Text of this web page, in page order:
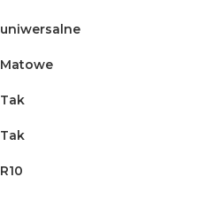
uniwersalne
Matowe
Tak
Tak
R10